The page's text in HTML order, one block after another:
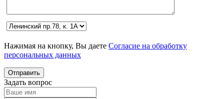
Нажимая на кнопку, Вы даете Согласие на обработку
персональных данных
Задать вопрос